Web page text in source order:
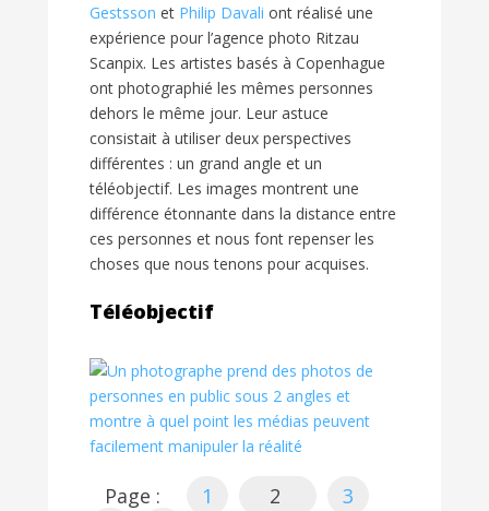
Gestsson et Philip Davali ont réalisé une
expérience pour l’agence photo Ritzau
Scanpix. Les artistes basés à Copenhague
ont photographié les mêmes personnes
dehors le même jour. Leur astuce
consistait à utiliser deux perspectives
différentes : un grand angle et un
téléobjectif. Les images montrent une
différence étonnante dans la distance entre
ces personnes et nous font repenser les
choses que nous tenons pour acquises.
Téléobjectif
Page : 1 2
3